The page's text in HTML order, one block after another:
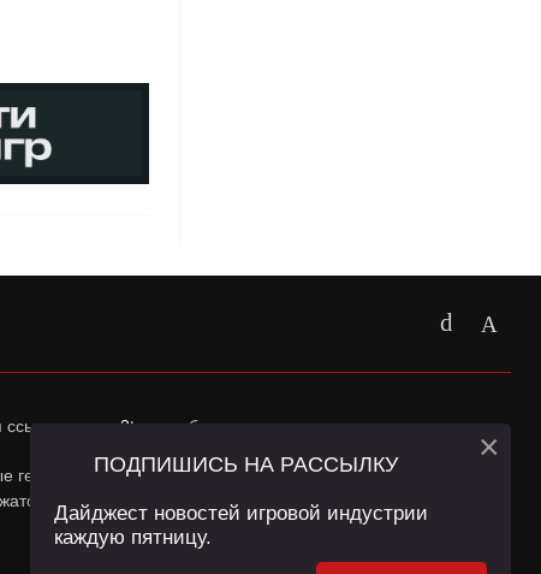
ссылка наapp2top.ruобязательна.
Пользователей сайта и сервис «Яндекс
вПолитике конфиденциальностии
ПОДПИШИСЬ НА РАССЫЛКУ
Дайджест новостей игровой индустрии
каждую пятницу.
×